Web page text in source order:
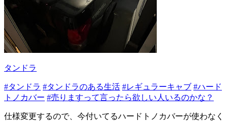
タンドラ
#タンドラ #タンドラのある生活 #レギュラーキャブ #ハード
トノカバー #売りますって言ったら欲しい人いるのかな？
仕様変更するので、今付いてるハードトノカバーが使わなく